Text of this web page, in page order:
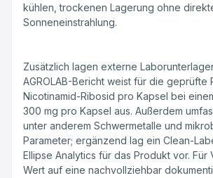
kühlen, trockenen Lagerung ohne
Sonneneinstrahlung.
Zusätzlich lagen externe
AGROLAB-Bericht weist für die geprüfte
Nicotinamid-Ribosid pro Kapsel bei
300 mg pro Kapsel aus. Außerdem
unter anderem Schwermetalle und
Parameter; ergänzend lag ein Clean-
Ellipse Analytics für das Produkt vor. Für
Wert auf eine nachvollziehbar